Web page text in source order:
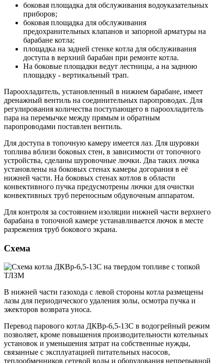
боковая площадка для обслуживания водоуказательных
приборов;
боковая площадка для обслуживания
предохранительных клапанов и запорной арматуры на
барабане котла;
площадка на задней стенке котла для обслуживания
доступа в верхний барабан при ремонте котла.
На боковые площадки ведут лестницы, а на заднюю
площадку - вертикальный трап.
Пароохладитель, установленный в нижнем барабане, имеет
дренажный вентиль на соединительных паропроводах. Для
регулирования количества поступающего в пароохладитель
пара на перемычке между прямым и обратным
паропроводами поставлен вентиль.
Для доступа в топочную камеру имеется лаз. Для шуровки
топлива вблизи боковых стен, в зависимости от топочного
устройства, сделаны шуровочные лючки. Два таких лючка
установлены на боковых стенах камеры догорания в её
нижней части. На боковых стенах котлов в области
конвективного пучка предусмотрены лючки для очистки
конвективных труб переносным обдувочным аппаратом.
Для контроля за состоянием изоляции нижней части верхнего
барабана в топочной камере устанавливается лючок в месте
разрежения труб бокового экрана.
Схема
В нижней части газохода с левой стороны котла размещены
лазы для периодического удаления золы, осмотра пучка и
эжекторов возврата уноса.
Перевод парового котла ДКВр-6,5-13С в водогрейный режим
позволяет, кроме повышения производительности котельных
установок и уменьшения затрат на собственные нужды,
связанные с эксплуатацией питательных насосов,
теплообменников сетевой воды и оборудования непрерывной